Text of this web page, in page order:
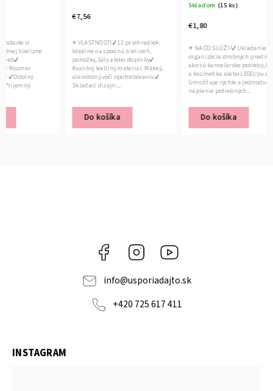
Do košíka
⭐ VLASTNOSTI✔ 12 priehradiek:
Ideálne na spodnú bielizeň,
ponožky, šály alebo doplnky✔
Kvalitný textilný materiál: Mäkký,
ale odolný voči opotrebovaniu✔
Skladací dizajn:...
(15 ks)
Do košíka
⭐ NA ČO SLÚŽI?✔ Ukladanie a
organizácia drobných predmetov,
ako sú kancelárske potreby, šperky
a kozmetika alebo LEGO/puzzle✔
Umožňuje rýchle a jednoduché
nájdenie potrebných...
Facebook Instagram
info@usporiadajto.sk
+420 725 617 411
INSTAGRAM